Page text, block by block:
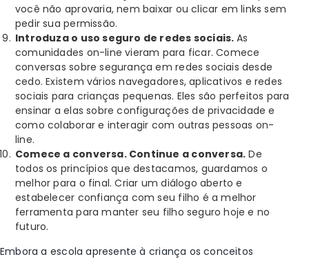
você não aprovaria, nem baixar ou clicar em links sem
pedir sua permissão.
Introduza o uso seguro de redes sociais. As
comunidades on-line vieram para ficar. Comece
conversas sobre segurança em redes sociais desde
cedo. Existem vários navegadores, aplicativos e redes
sociais para crianças pequenas. Eles são perfeitos para
ensinar a elas sobre configurações de privacidade e
como colaborar e interagir com outras pessoas on-
line.
Comece a conversa. Continue a conversa. De
todos os princípios que destacamos, guardamos o
melhor para o final. Criar um diálogo aberto e
estabelecer confiança com seu filho é a melhor
ferramenta para manter seu filho seguro hoje e no
futuro.
Embora a escola apresente à criança os conceitos